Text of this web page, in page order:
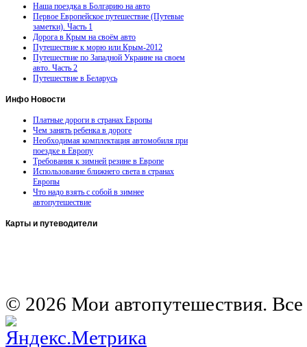
Наша поездка в Болгарию на авто
Первое Европейское путешествие (Путевые
заметки). Часть 1
Дорога в Крым на своём авто
Путешествие к морю или Крым-2012
Путешествие по Западной Украине на своем
авто. Часть 2
Путешествие в Беларусь
Инфо Новости
Платные дороги в странах Европы
Чем занять ребенка в дороге
Необходимая комплектация автомобиля при
поездке в Европу
Требования к зимней резине в Европе
Использование ближнего света в странах
Европы
Что надо взять с собой в зимнее
автопутешествие
Карты и путеводители
© 2026 Мои автопутешествия.